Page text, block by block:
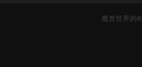
魔兽世界的